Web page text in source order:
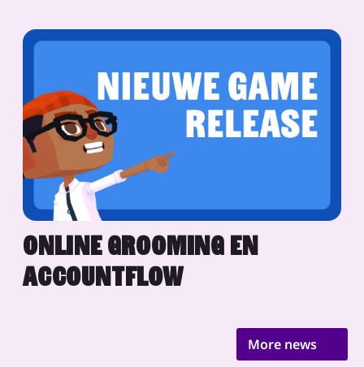
ONLINE GROOMING EN
ACCOUNTFLOW
More news